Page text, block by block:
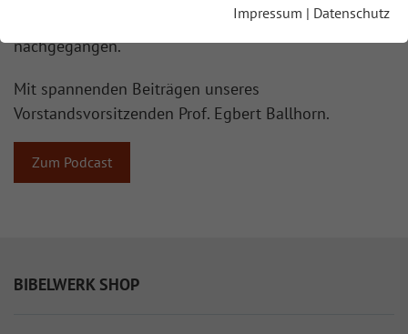
Impressum | Datenschutz
) ist der Frage
nachgegangen.
Mit spannenden Beiträgen unseres
Vorstandsvorsitzenden Prof. Egbert Ballhorn.
Zum Podcast
BIBELWERK SHOP